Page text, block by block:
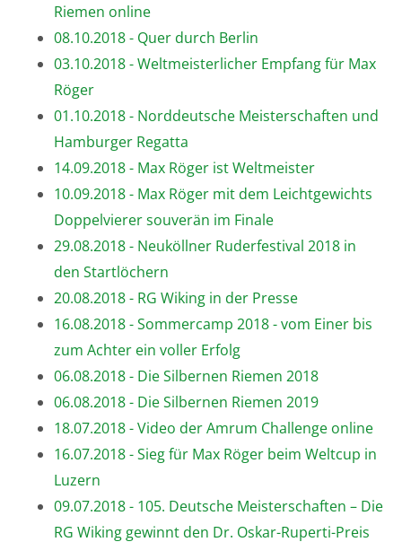
Riemen online
08.10.2018 - Quer durch Berlin
03.10.2018 - Weltmeisterlicher Empfang für Max
Röger
01.10.2018 - Norddeutsche Meisterschaften und
Hamburger Regatta
14.09.2018 - Max Röger ist Weltmeister
10.09.2018 - Max Röger mit dem Leichtgewichts
Doppelvierer souverän im Finale
29.08.2018 - Neuköllner Ruderfestival 2018 in
den Startlöchern
20.08.2018 - RG Wiking in der Presse
16.08.2018 - Sommercamp 2018 - vom Einer bis
zum Achter ein voller Erfolg
06.08.2018 - Die Silbernen Riemen 2018
06.08.2018 - Die Silbernen Riemen 2019
18.07.2018 - Video der Amrum Challenge online
16.07.2018 - Sieg für Max Röger beim Weltcup in
Luzern
09.07.2018 - 105. Deutsche Meisterschaften – Die
RG Wiking gewinnt den Dr. Oskar-Ruperti-Preis